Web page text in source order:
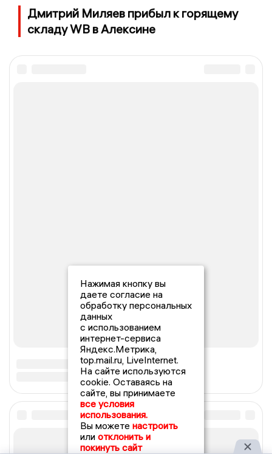
Дмитрий Миляев прибыл к горящему
складу WB в Алексине
Нажимая кнопку вы
даете согласие на
обработку персональных
данных
с использованием
интернет-сервиса
Яндекс.Метрика,
top.mail.ru, LiveInternet.
На сайте используются
cookie. Оставаясь на
сайте, вы принимаете
все условия
использования.
Вы можете настроить
или отклонить и
покинуть сайт